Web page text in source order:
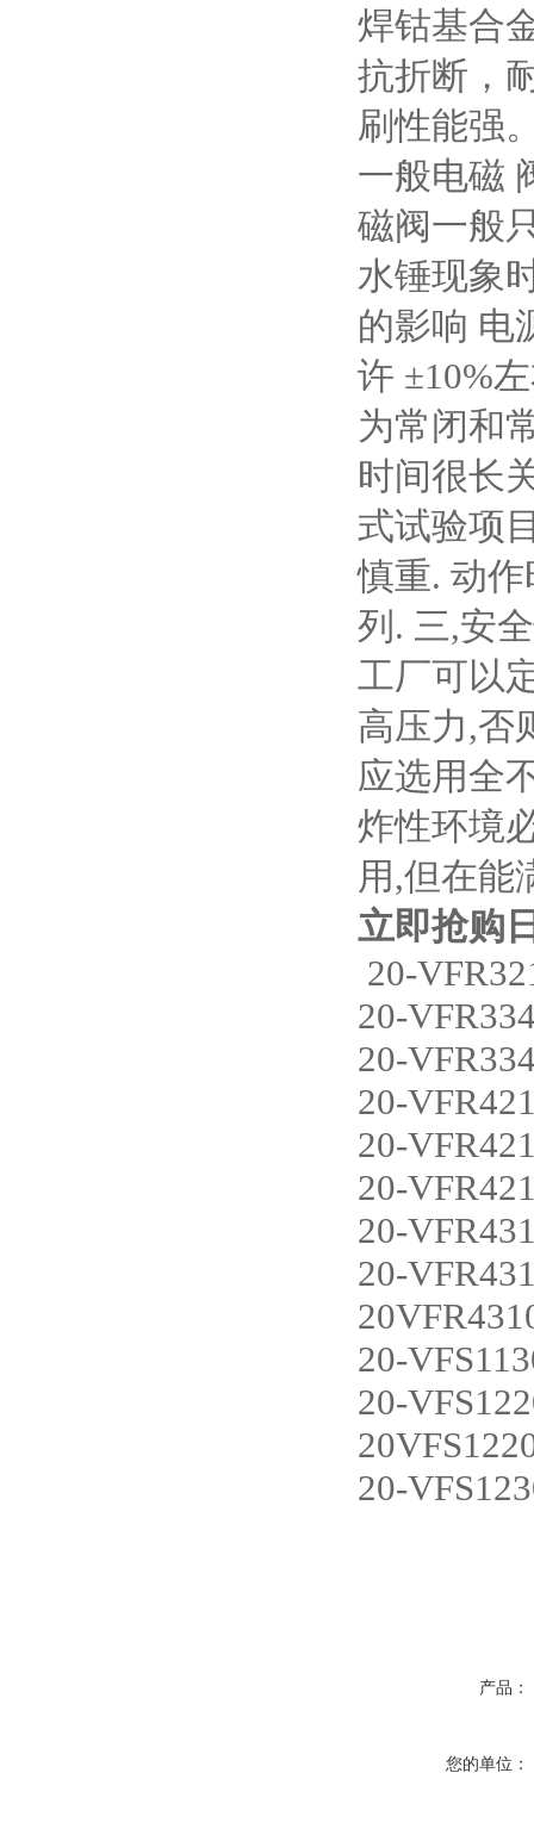
焊钴基合
抗折断，
刷性能强
一般电磁
磁阀一般
水锤现象
的影响 电
许 ±10%
为常闭和
时间很长
式试验项
慎重. 动
列. 三,安
工厂可以
高压力,否
应选用全
炸性环境
用,但在能
立即抢购
20-
20-
20-
20-
20-
20-
20-
20-
20-
20-
20-
产品：
您的单位：